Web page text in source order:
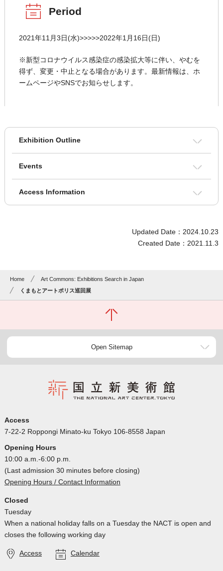
Period
2021年11月3日(水)>>>>>2022年1月16日(日)
※新型コロナウイルス感染症の感染拡大等に伴い、やむを
得ず、変更・中止となる場合があります。最新情報は、ホ
ームページやSNSでお知らせします。
Exhibition Outline
Events
Access Information
Updated Date：2024.10.23
Created Date：2021.11.3
Home
Art Commons: Exhibitions Search in Japan
くまもとアートポリス巡回展
Open Sitemap
Access
7-22-2 Roppongi Minato-ku Tokyo 106-8558 Japan
Opening Hours
10:00 a.m.-6:00 p.m.
(Last admission 30 minutes before closing)
Opening Hours / Contact Information
Closed
Tuesday
When a national holiday falls on a Tuesday the NACT is open and
closes the following working day
Access Calendar